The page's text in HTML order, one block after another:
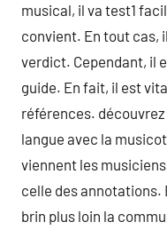
musical, il va test1
convient. En tout cas,
verdict. Cependant, il
guide. En fait, il est
références.
langue avec la
viennent les
celle des annotations.
brin plus loin la